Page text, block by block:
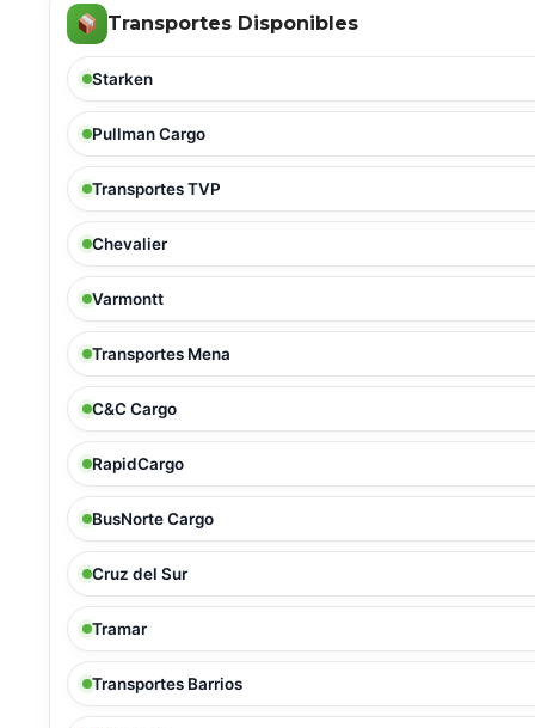
Transportes Disponibles
Starken
Pullman Cargo
Transportes TVP
Chevalier
Varmontt
Transportes Mena
C&C Cargo
RapidCargo
BusNorte Cargo
Cruz del Sur
Tramar
Transportes Barrios